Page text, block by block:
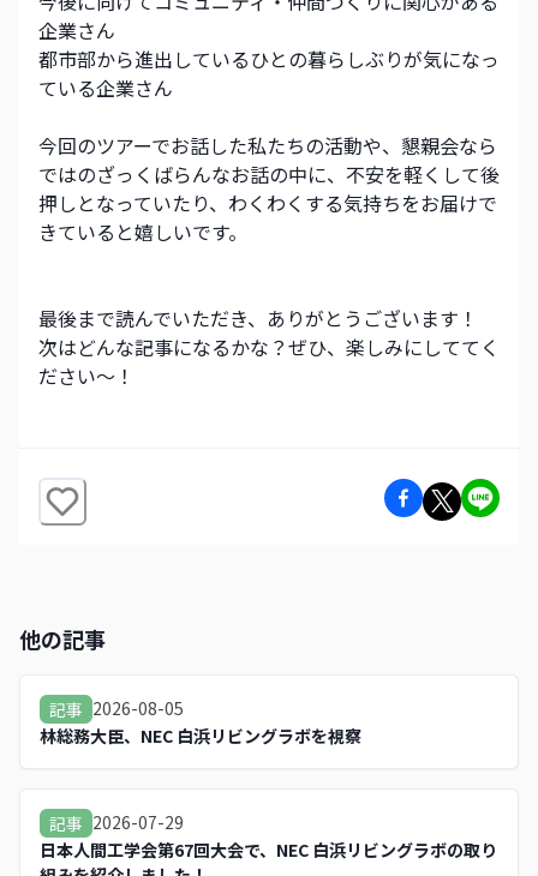
企業さん
都市部から進出しているひとの暮らしぶりが気になっ
ている企業さん
今回のツアーでお話した私たちの活動や、懇親会なら
ではのざっくばらんなお話の中に、不安を軽くして後
押しとなっていたり、わくわくする気持ちをお届けで
きていると嬉しいです。
最後まで読んでいただき、ありがとうございます！
次はどんな記事になるかな？ぜひ、楽しみにしててく
ださい～！
他の記事
記事 2026-08-05
林総務大臣、NEC 白浜リビングラボを視察
記事 2026-07-29
日本人間工学会第67回大会で、NEC 白浜リビングラボの取り